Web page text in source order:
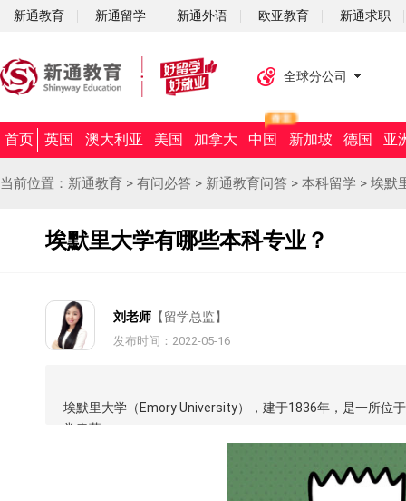
新通教育 新通留学 新通外语 欧亚教育 新通求职
全球分公司
首页 英国 澳大利亚 美国 加拿大 中国 新加坡 德国 亚
当前位置： 新通教育 > 有问必答 > 新通教育问答 > 本科留学 > 埃默
埃默里大学有哪些本科专业？
刘老师 【留学总监】
发布时间：2022-05-16
埃默里大学（Emory University），建于1836年，是一所位
常春藤。